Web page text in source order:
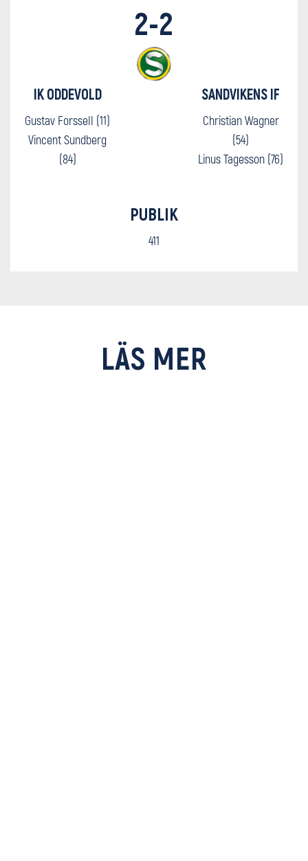
IK ODDEVOLD
Gustav Forssell (11)
Vincent Sundberg
(84)
2-2
SANDVIKENS IF
Christian Wagner
(54)
Linus Tagesson (76)
PUBLIK
411
LÄS MER